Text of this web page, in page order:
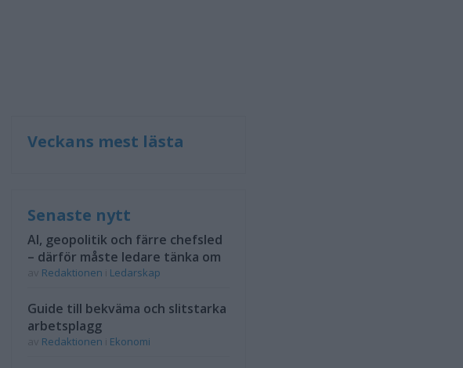
Veckans mest lästa
Senaste nytt
AI, geopolitik och färre chefsled
– därför måste ledare tänka om
Redaktionen Ledarskap
Guide till bekväma och slitstarka
arbetsplagg
Redaktionen Ekonomi